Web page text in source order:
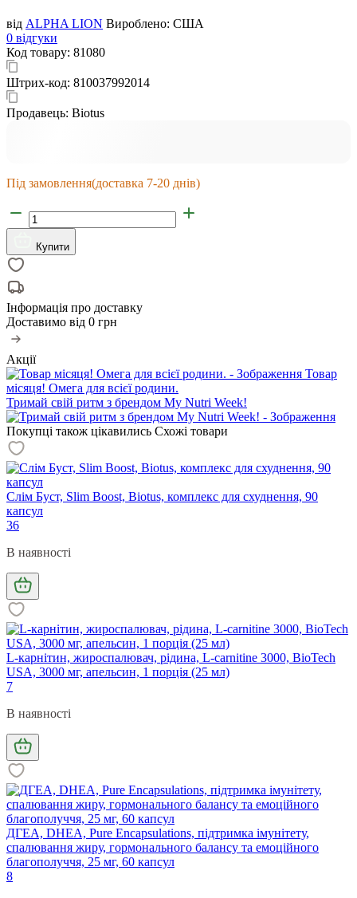
від ALPHA LION Вироблено: США
0 відгуки
Код товару: 81080
Штрих-код: 810037992014
Продавець: Biotus
Під замовлення(доставка 7-20 днів)
Купити
Інформація про доставку
Доставимо від 0 грн
Акції
Товар
місяця! Омега для всієї родини.
Тримай свій ритм з брендом My Nutri Week!
Покупці також цікавились Схожі товари
Слім Буст, Slim Boost, Biotus, комплекс для схуднення, 90
капсул
36
В наявності
L-карнітин, жироспалювач, рідина, L-carnitine 3000, BioTech
USA, 3000 мг, апельсин, 1 порція (25 мл)
7
В наявності
ДГЕА, DHEA, Pure Encapsulations, підтримка імунітету,
спалювання жиру, гормонального балансу та емоційного
благополуччя, 25 мг, 60 капсул
8